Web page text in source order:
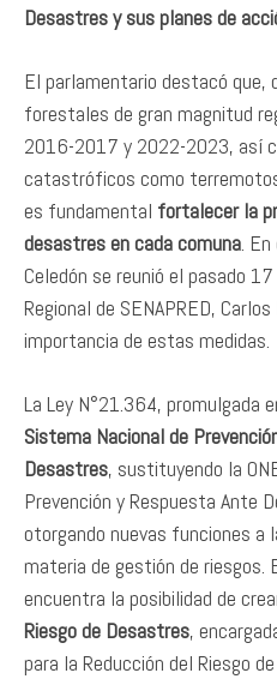
Desastres y sus planes de
El parlamentario destacó que,
forestales de gran magnitud
2016-2017 y 2022-2023, así
catastróficos como
es fundamental fortalecer la
desastres en cada comuna .
Celedón se reunió el pasado
Regional de SENAPRED,
importancia de estas medidas.
La Ley N°21.364, promulgada
Sistema Nacional de
Desastres, sustituyendo la
Prevención y Respuesta Ante
otorgando nuevas funciones a
materia de gestión de
encuentra la posibilidad de
Riesgo de Desastres,
para la Reducción del Riesgo